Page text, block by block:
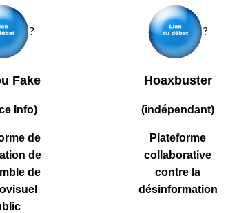
?
Fake
Info)
de
de
de
?
Hoaxbuster
(indépendant)
Plateforme
collaborative
contre la
désinformation